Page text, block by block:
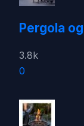
Pergola
3.8k
0